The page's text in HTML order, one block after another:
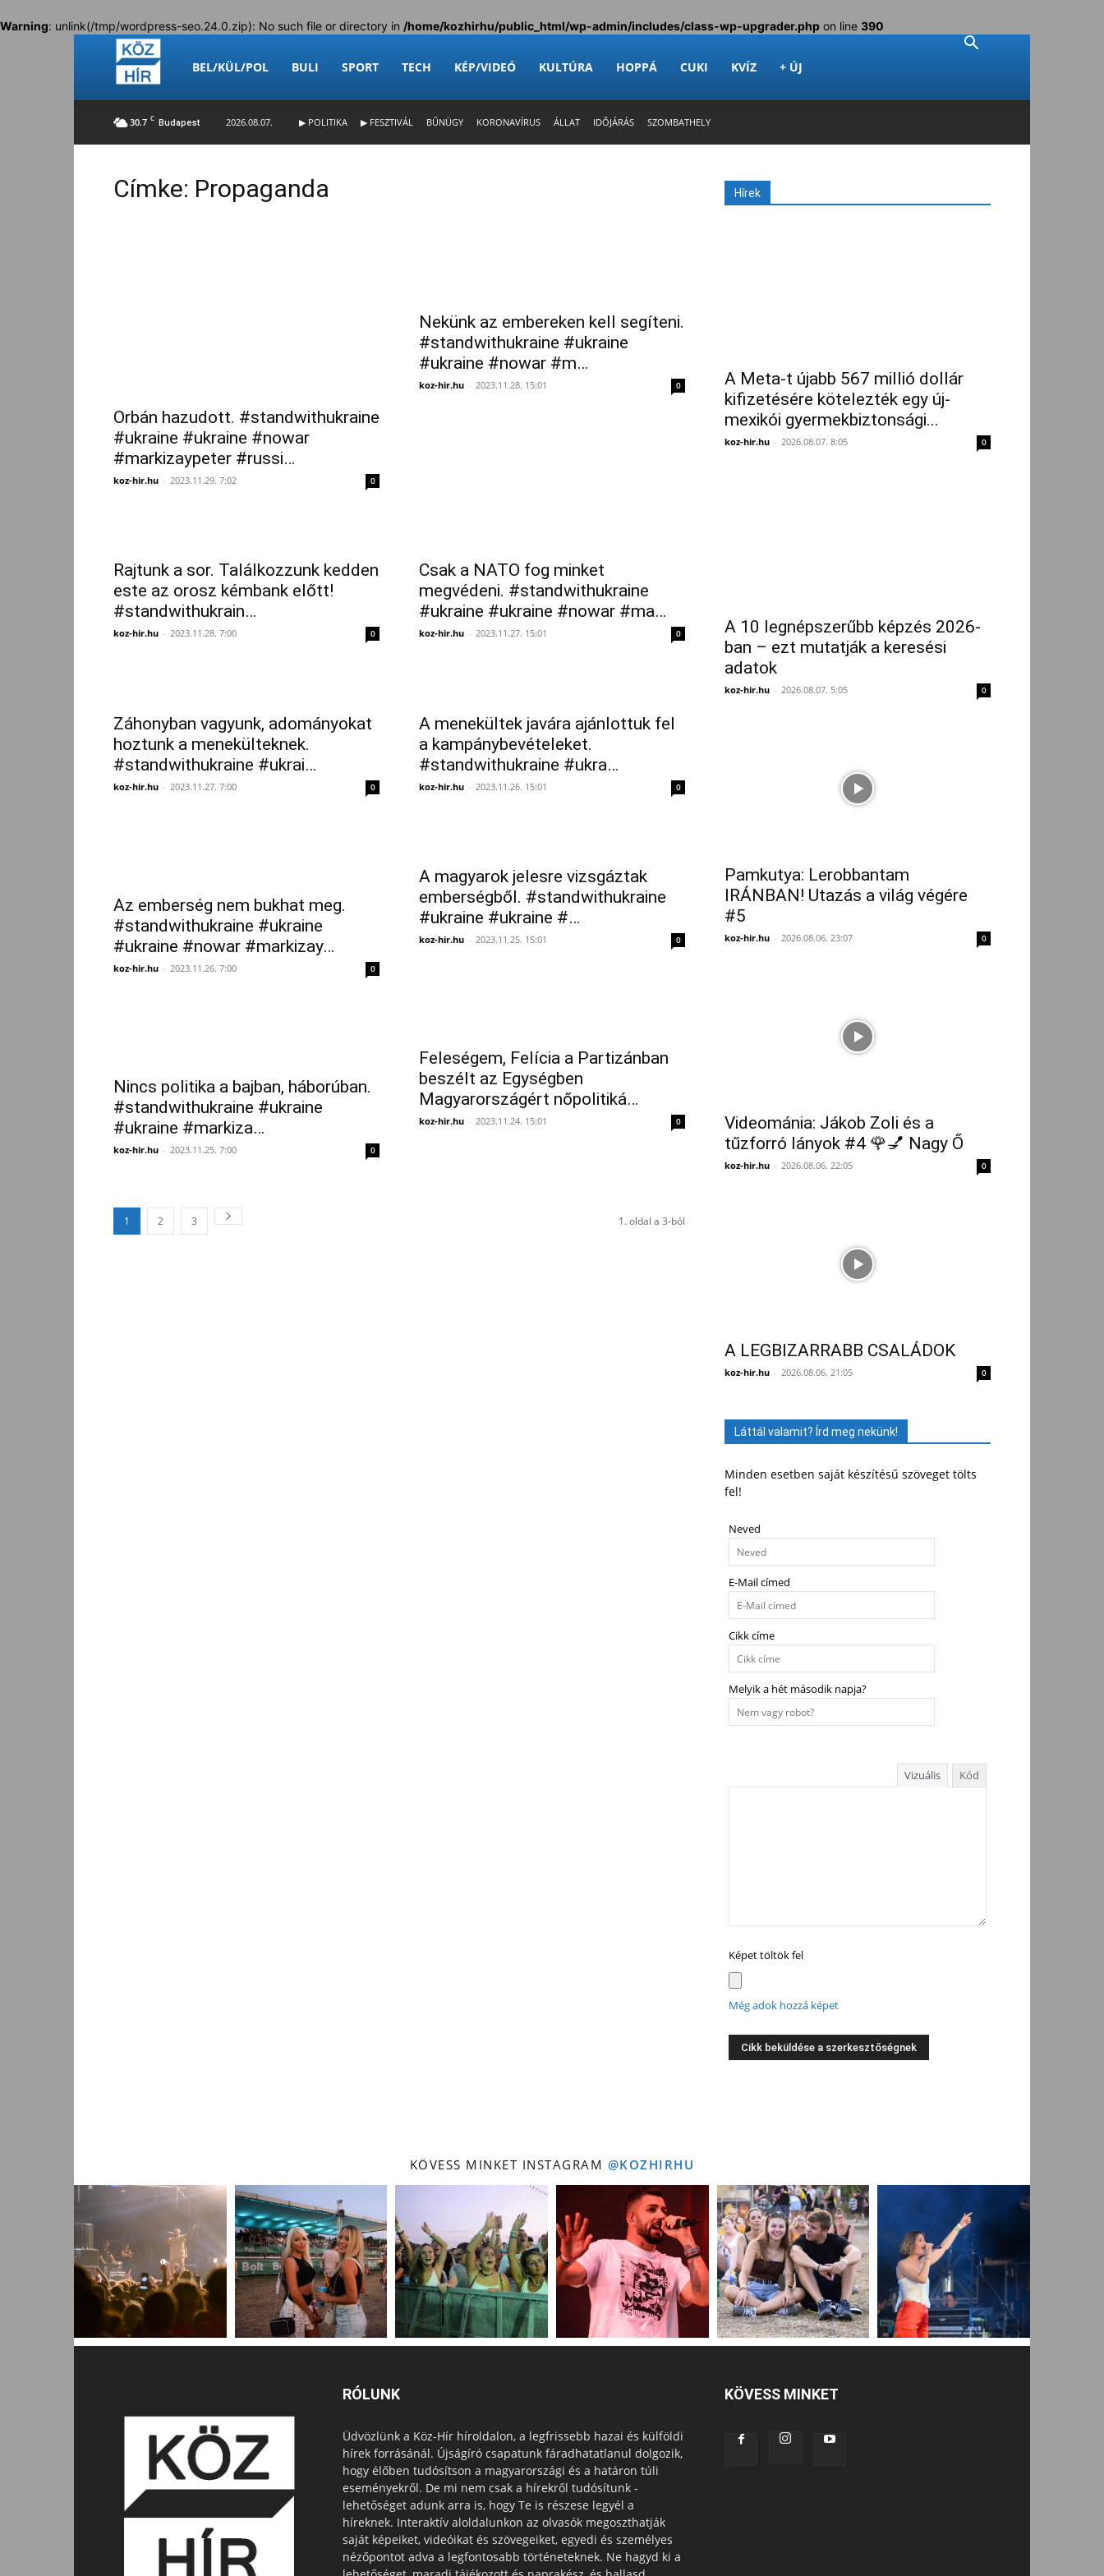
Warning: unlink(/tmp/wordpress-seo.24.0.zip): No such file or directory in /home/kozhirhu/public_html/wp-admin/includes/class-wp-upgrader.php on line 390
Köz-
Hír
BEL/KÜL/POL BULI SPORT TECH KÉP/VIDEÓ KULTÚRA HOPPÁ CUKI KVÍZ + ÚJ
30.7 C Budapest 2026.08.07. ▶ POLITIKA ▶ FESZTIVÁL BŰNÜGY KORONAVÍRUS ÁLLAT IDŐJÁRÁS SZOMBATHELY
Címke: Propaganda
Orbán hazudott. #standwithukraine
#ukraine #ukraine #nowar
#markizaypeter #russi…
koz-hir.hu - 2023.11.29. 7:02 0
Nekünk az embereken kell segíteni.
#standwithukraine #ukraine
#ukraine #nowar #m…
koz-hir.hu - 2023.11.28. 15:01 0
Rajtunk a sor. Találkozzunk kedden
este az orosz kémbank előtt!
#standwithukrain…
koz-hir.hu - 2023.11.28. 7:00 0
Csak a NATO fog minket
megvédeni. #standwithukraine
#ukraine #ukraine #nowar #ma…
koz-hir.hu - 2023.11.27. 15:01 0
Záhonyban vagyunk, adományokat
hoztunk a menekülteknek.
#standwithukraine #ukrai…
koz-hir.hu - 2023.11.27. 7:00 0
A menekültek javára ajánlottuk fel
a kampánybevételeket.
#standwithukraine #ukra…
koz-hir.hu - 2023.11.26. 15:01 0
Az emberség nem bukhat meg.
#standwithukraine #ukraine
#ukraine #nowar #markizay…
koz-hir.hu - 2023.11.26. 7:00 0
A magyarok jelesre vizsgáztak
emberségből. #standwithukraine
#ukraine #ukraine #…
koz-hir.hu - 2023.11.25. 15:01 0
Nincs politika a bajban, háborúban.
#standwithukraine #ukraine
#ukraine #markiza…
koz-hir.hu - 2023.11.25. 7:00 0
Feleségem, Felícia a Partizánban
beszélt az Egységben
Magyarországért nőpolitiká…
koz-hir.hu - 2023.11.24. 15:01 0
1 2 3 1. oldal a 3-ból
Hírek
A Meta-t újabb 567 millió dollár
kifizetésére kötelezték egy új-
mexikói gyermekbiztonsági...
koz-hir.hu - 2026.08.07. 8:05 0
A 10 legnépszerűbb képzés 2026-
ban – ezt mutatják a keresési
adatok
koz-hir.hu - 2026.08.07. 5:05 0
Pamkutya: Lerobbantam
IRÁNBAN! Utazás a világ végére
#5
koz-hir.hu - 2026.08.06. 23:07 0
Videománia: Jákob Zoli és a
tűzforró lányok #4 🌹💅 Nagy Ő
koz-hir.hu - 2026.08.06. 22:05 0
A LEGBIZARRABB CSALÁDOK
koz-hir.hu - 2026.08.06. 21:05 0
Láttál valamit? Írd meg nekünk!
Minden esetben saját készítésű szöveget tölts
fel!
Neved
E-Mail címed
Cikk címe
Melyik a hét második napja?
Vizuális Kód
Képet töltök fel
Még adok hozzá képet
KÖVESS MINKET INSTAGRAM @KOZHIRHU
RÓLUNK
Üdvözlünk a Köz-Hír híroldalon, a legfrissebb hazai és külföldi
hírek forrásánál. Újságíró csapatunk fáradhatatlanul dolgozik,
hogy élőben tudósítson a magyarországi és a határon túli
eseményekről. De mi nem csak a hírekről tudósítunk -
lehetőséget adunk arra is, hogy Te is részese legyél a
híreknek. Interaktív aloldalunkon az olvasók megoszthatják
saját képeiket, videóikat és szövegeiket, egyedi és személyes
nézőpontot adva a legfontosabb történeteknek. Ne hagyd ki a
KÖVESS MINKET